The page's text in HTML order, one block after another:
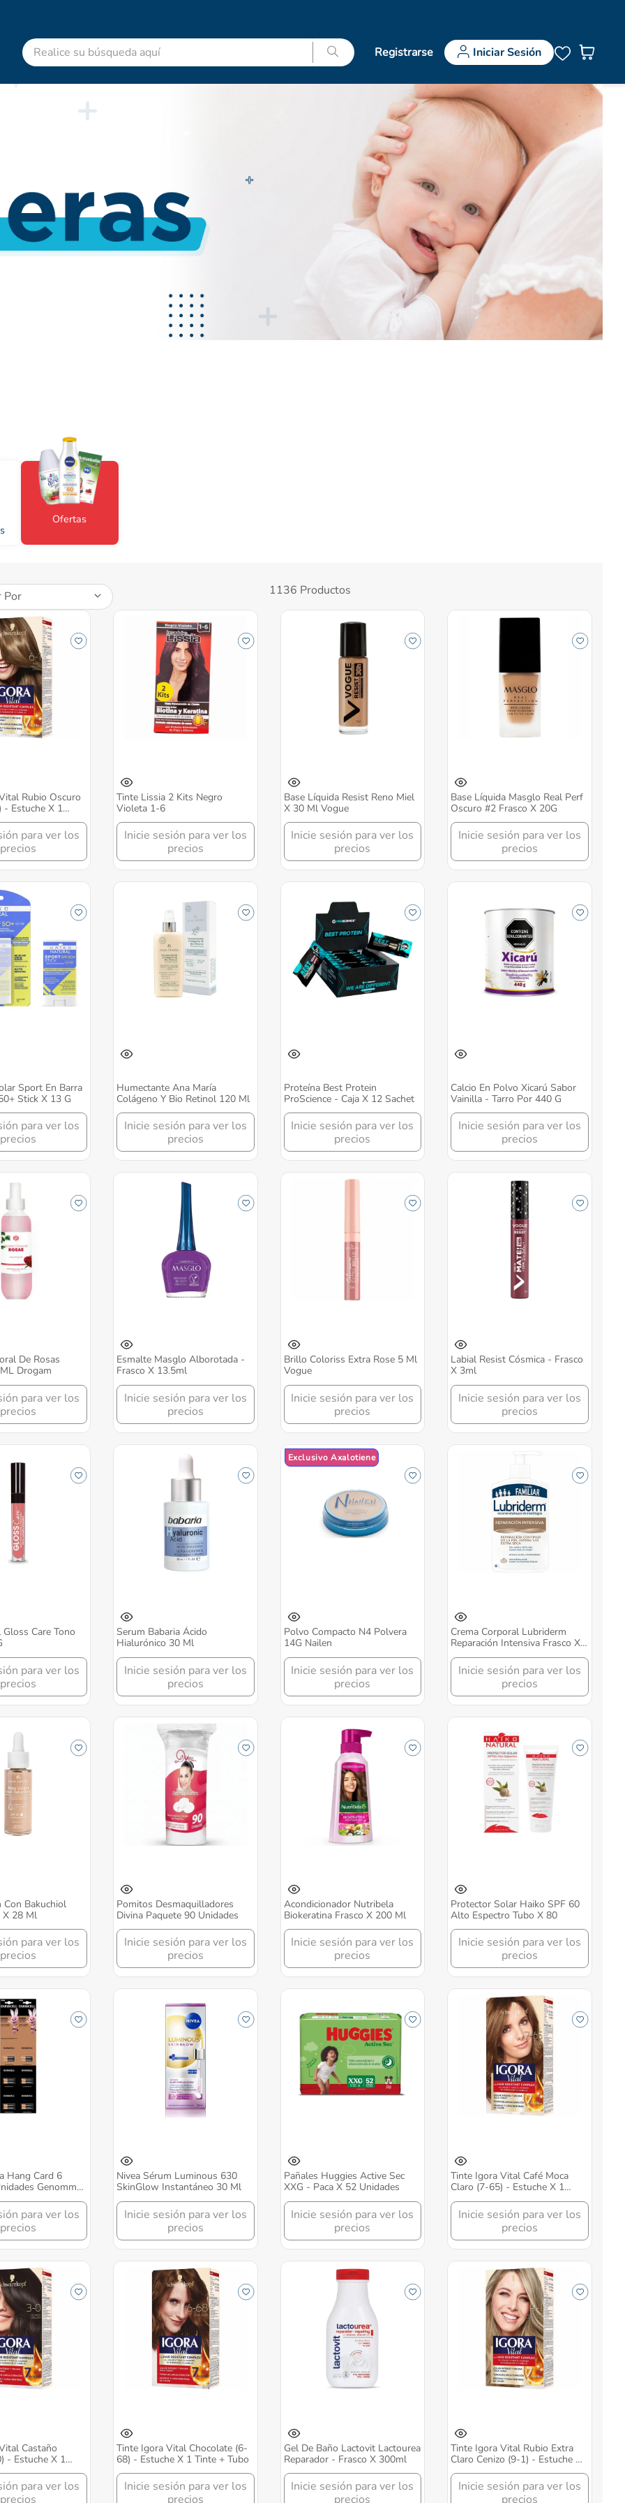
Realice su búsqueda aquí
Registrarse Iniciar Sesión
Ofertas
Por 1136 Productos
Rubio Oscuro
- Estuche X 1
para ver los
precios
Tinte Lissia 2 Kits Negro
Violeta 1-6
Inicie sesión para ver los
precios
Base Líquida Resist Reno Miel
X 30 Ml Vogue
Inicie sesión para ver los
precios
Base Líquida Masglo Real Perf
Oscuro #2 Frasco X 20G
Inicie sesión para ver los
precios
Sport En Barra
Stick X 13 G
para ver los
precios
Humectante Ana María
Colágeno Y Bio Retinol 120 Ml
Inicie sesión para ver los
precios
Proteína Best Protein
ProScience - Caja X 12 Sachet
Inicie sesión para ver los
precios
Calcio En Polvo Xicarú Sabor
Vainilla - Tarro Por 440 G
Inicie sesión para ver los
precios
De Rosas
Drogam
para ver los
precios
Esmalte Masglo Alborotada -
Frasco X 13.5ml
Inicie sesión para ver los
precios
Brillo Coloriss Extra Rose 5 Ml
Vogue
Inicie sesión para ver los
precios
Labial Resist Cósmica - Frasco
X 3ml
Inicie sesión para ver los
precios
Care Tono
para ver los
precios
Serum Babaria Ácido
Hialurónico 30 Ml
Inicie sesión para ver los
precios
Exclusivo Axalotiene
Polvo Compacto N4 Polvera
14G Nailen
Inicie sesión para ver los
precios
Crema Corporal Lubriderm
Reparación Intensiva Frasco X
946 Ml
Inicie sesión para ver los
precios
Con Bakuchiol
X 28 Ml
para ver los
precios
Pomitos Desmaquilladores
Divina Paquete 90 Unidades
Inicie sesión para ver los
precios
Acondicionador Nutribela
Biokeratina Frasco X 200 Ml
Inicie sesión para ver los
precios
Protector Solar Haiko SPF 60
Alto Espectro Tubo X 80
Inicie sesión para ver los
precios
Hang Card 6
Genomma
para ver los
precios
Nivea Sérum Luminous 630
SkinGlow Instantáneo 30 Ml
Inicie sesión para ver los
precios
Pañales Huggies Active Sec
XXG - Paca X 52 Unidades
Inicie sesión para ver los
precios
Tinte Igora Vital Café Moca
Claro (7-65) - Estuche X 1
Tinte + Tubo Extractor
Inicie sesión para ver los
precios
Castaño
- Estuche X 1
para ver los
precios
Tinte Igora Vital Chocolate (6-
68) - Estuche X 1 Tinte + Tubo
Inicie sesión para ver los
precios
Gel De Baño Lactovit Lactourea
Reparador - Frasco X 300ml
Inicie sesión para ver los
precios
Tinte Igora Vital Rubio Extra
Claro Cenizo (9-1) - Estuche X
1 Tinte + Tubo
Inicie sesión para ver los
precios
dolex
desodorante
pedialyte